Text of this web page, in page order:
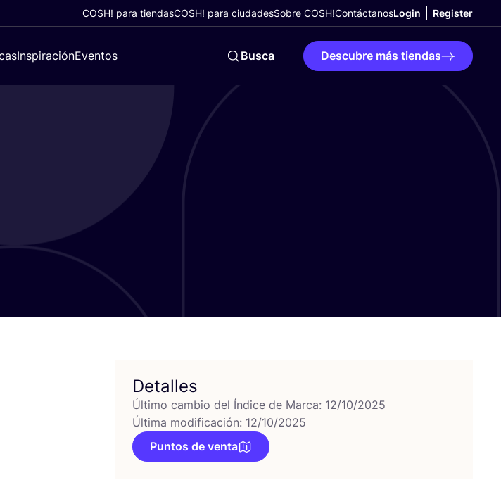
COSH! para tiendasCOSH! para ciudadesSobre COSH!ContáctanosLogin Register
InspiraciónEventos Busca Descubre más tiendas
Detalles
Último cambio del Índice de Marca: 12/10/2025
Última modificación: 12/10/2025
Puntos de venta